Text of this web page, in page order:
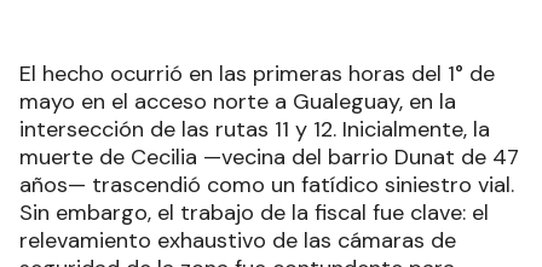
El hecho ocurrió en las primeras horas del 1° de
mayo en el acceso norte a Gualeguay, en la
intersección de las rutas 11 y 12. Inicialmente, la
muerte de Cecilia —vecina del barrio Dunat de 47
años— trascendió como un fatídico siniestro vial.
Sin embargo, el trabajo de la fiscal fue clave: el
relevamiento exhaustivo de las cámaras de